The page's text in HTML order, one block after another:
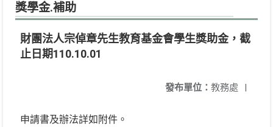
獎學金.補助
財團法人宗倬章先生教育基金會學生獎助金，截
止日期110.10.01
發布單位： 教務處 |
申請書及辦法詳如附件。